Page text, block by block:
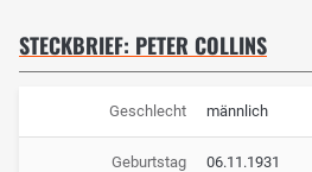
STECKBRIEF: PETER COLLINS
Geschlecht männlich
Geburtstag 06.11.1931